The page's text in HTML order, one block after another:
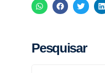
Pesquisar